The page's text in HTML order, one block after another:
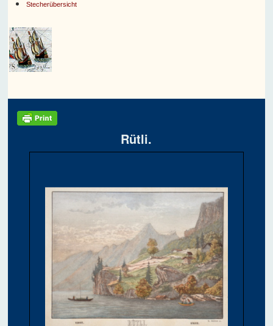
Stecherübersicht
Rütli.